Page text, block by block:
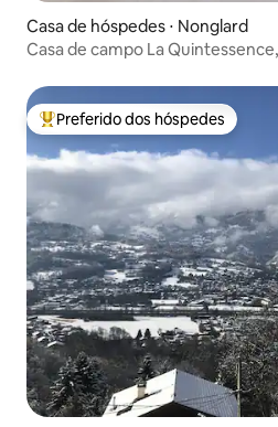
Casa de hóspedes ⋅ Nonglard
Casa de campo La
Entre os melhores preferidos dos
Preferido dos hóspedes